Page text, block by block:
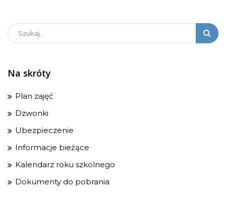
Na skróty
Plan zajęć
Dzwonki
Ubezpieczenie
Informacje bieżące
Kalendarz roku szkolnego
Dokumenty do pobrania